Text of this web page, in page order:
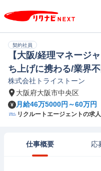
契約社員
【大阪/経理マネージ
ち上げに携わる/業界
株式会社トライストーン
大阪府大阪市中央区
月給46万5000円～60万円
リクルートエージェントの求人
仕事概要 応